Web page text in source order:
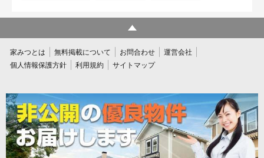
家みつとは 無料掲載について お問合わせ
運営会社
個人情報保護方針
利用規約 サイトマップ